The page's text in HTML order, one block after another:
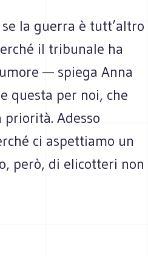
la guerra è tutt’altro
il tribunale ha
— spiega Anna
questa per noi, che
Adesso
ci aspettiamo un
però, di elicotteri non